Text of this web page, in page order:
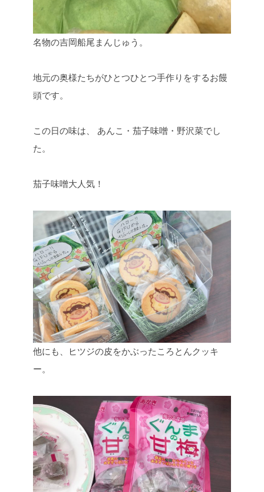
名物の吉岡船尾まんじゅう。
地元の奥様たちがひとつひとつ手作りをするお饅
頭です。
この日の味は、
あんこ・茄子味噌・野沢菜でし
た。
茄子味噌大人気！
他にも、ヒツジの皮をかぶったころとんクッキ
ー。